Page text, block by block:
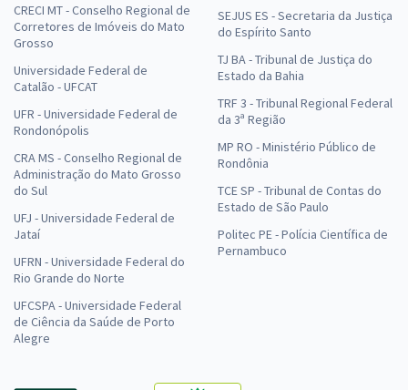
CRECI MT - Conselho Regional de
Corretores de Imóveis do Mato
Grosso
Universidade Federal de
Catalão - UFCAT
UFR - Universidade Federal de
Rondonópolis
CRA MS - Conselho Regional de
Administração do Mato Grosso
do Sul
UFJ - Universidade Federal de
Jataí
UFRN - Universidade Federal do
Rio Grande do Norte
UFCSPA - Universidade Federal
de Ciência da Saúde de Porto
Alegre
SEJUS ES - Secretaria da Justiça
do Espírito Santo
TJ BA - Tribunal de Justiça do
Estado da Bahia
TRF 3 - Tribunal Regional Federal
da 3ª Região
MP RO - Ministério Público de
Rondônia
TCE SP - Tribunal de Contas do
Estado de São Paulo
Politec PE - Polícia Científica de
Pernambuco